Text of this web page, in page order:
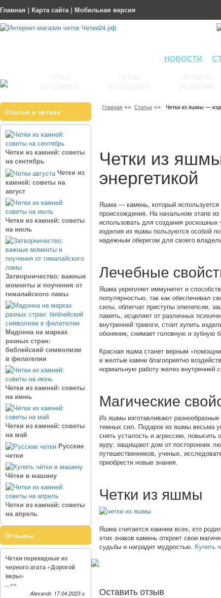
Главная | Карта сайта| Мобильная версия
НОВОСТИ
Статьи о четках
Четки из камней: советы
на сентябрь
Четки из
камней: советы на
август
Четки из камней: советы
на июль
Затворничество: важные
моменты и поучения от
гималайского ламы
Мадонна на марках
разных стран:
библейский символизм
в филателии
Четки из камней: советы
на июнь
Четки из камней: советы
на май
Русские
четки
Чётки в машину
Четки из камней: советы
на апрель
Отзывы
Четки перекидные из
черного агата «Дорогой
веры»
...»»
Alexandr, 17.04.2023 г.
Главная »» Статьи »» Четки из яшмы —
Четки из
энергетикой
Яшма — камень, который используется
происхождения. На начальном этапе
использовать для создания
изделия из яшмы пользуются особой
надежным оберегом для своего
Лечебные
Яшма укрепляет иммунитет и
популярностью, так как обеспечивал
силы, облегчат приступы эпилепсии,
память, исцеляет от различных
внутренней тревоги, стоит купить
обоняние, снимает головную и зубную
Красная яшма станет верным
и желтые камни благоприятно
нормальную работу желез внутренней
Магические
Из яшмы изготавливают
темных сил. Подарок из яшмы весьма
снять усталость и агрессию,
ауру, защищают дом от посторонних
путешественников, ученых,
приобрести новые знания.
Четки из яшмы
Яшма считается камнем всех, кто
этих знаков камень откроет свои
судьбы и наградит мудростью. Купить
Оставить отзыв